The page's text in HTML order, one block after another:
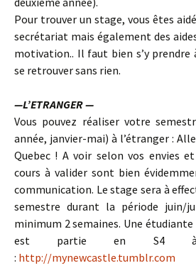
Pour trouver un stage, vous êtes
secrétariat mais également des
motivation.. Il faut bien s’y prendre
se retrouver sans rien.
—L’ETRANGER —
Vous pouvez réaliser votre
année, janvier-mai) à l’étranger :
Quebec ! A voir selon vos envies
cours à valider sont bien
communication. Le stage sera à
semestre durant la période juin/
minimum 2 semaines. Une étudiante
est partie en S4 à
: http://mynewcastle.tumblr.com